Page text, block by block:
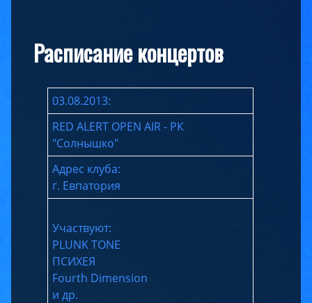
Расписание концертов
03.08.2013:
RED ALERT OPEN AIR - РК
"Солнышко"
Адрес клуба:
г. Евпатория
Участвуют:
PLUNK TONE
ПСИХЕЯ
Fourth Dimension
и др.